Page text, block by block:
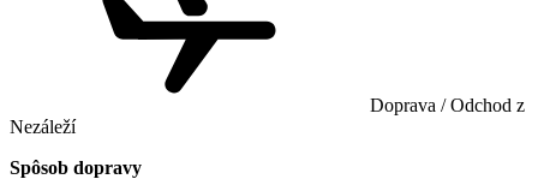
Doprava / Odchod z
Nezáleží
Spôsob dopravy